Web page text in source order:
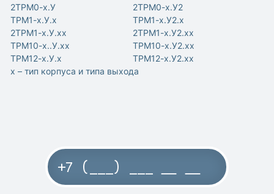
2ТРМ0-х.У
2ТРМ0-х.У2
ТРМ1-х.У.х
ТРМ1-х.У2.х
2ТРМ1-х.У.хх
2ТРМ1-х.У2.хх
ТРМ10-х..У.хх
ТРМ10-х.У2.хх
ТРМ12-х.У.х
ТРМ12-х.У2.хх
х – тип корпуса и типа выхода